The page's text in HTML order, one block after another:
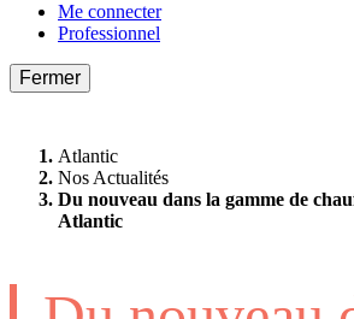
Me connecter
Professionnel
Fermer
Atlantic
Nos Actualités
Du nouveau dans la gamme de
Atlantic